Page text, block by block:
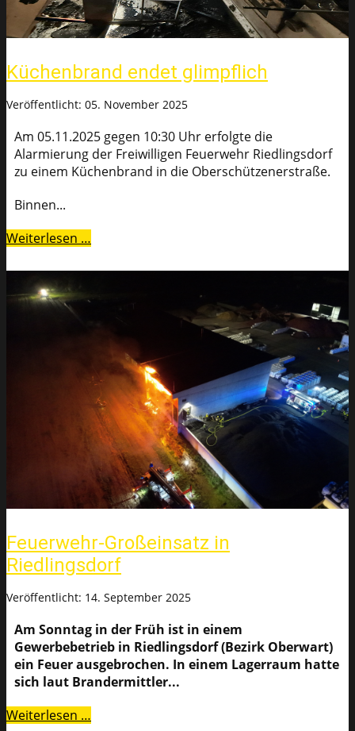
Küchenbrand endet glimpflich
Veröffentlicht: 05. November 2025
Am 05.11.2025 gegen 10:30 Uhr erfolgte die
Alarmierung der Freiwilligen Feuerwehr Riedlingsdorf
zu einem Küchenbrand in die Oberschützenerstraße.
Binnen...
Weiterlesen …
Feuerwehr-Großeinsatz in
Riedlingsdorf
Veröffentlicht: 14. September 2025
Am Sonntag in der Früh ist in einem
Gewerbebetrieb in Riedlingsdorf (Bezirk Oberwart)
ein Feuer ausgebrochen. In einem Lagerraum hatte
sich laut Brandermittler...
Weiterlesen …